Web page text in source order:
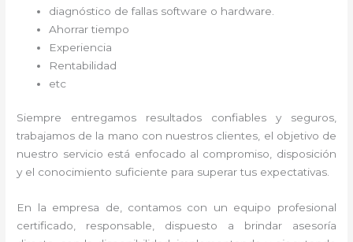
diagnóstico de fallas software o hardware
Ahorrar tiempo
Experiencia
Rentabilidad
etc
Siempre entregamos resultados confiables y seguros,
trabajamos de la mano con nuestros clientes, el objetivo de
nuestro servicio está enfocado al compromiso, disposición
y el conocimiento suficiente para superar tus expectativas.
En la empresa de , contamos con un equipo profesional
certificado, responsable, dispuesto a brindar asesoría